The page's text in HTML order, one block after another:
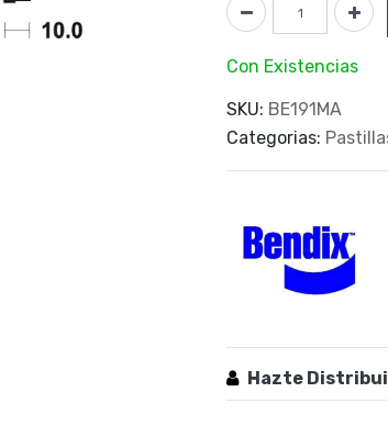
Con Existencias
SKU: BE191MA
Categorias:
Hazte